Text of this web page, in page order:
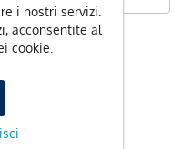
i nostri servizi.
acconsentite al
cookie.